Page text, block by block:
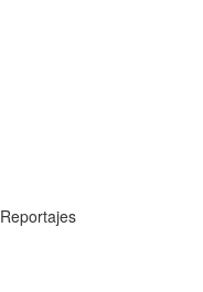
Reportajes